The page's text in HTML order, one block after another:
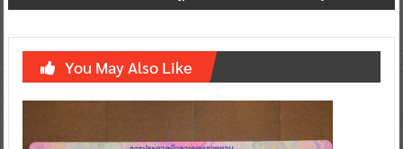
You May Also Like